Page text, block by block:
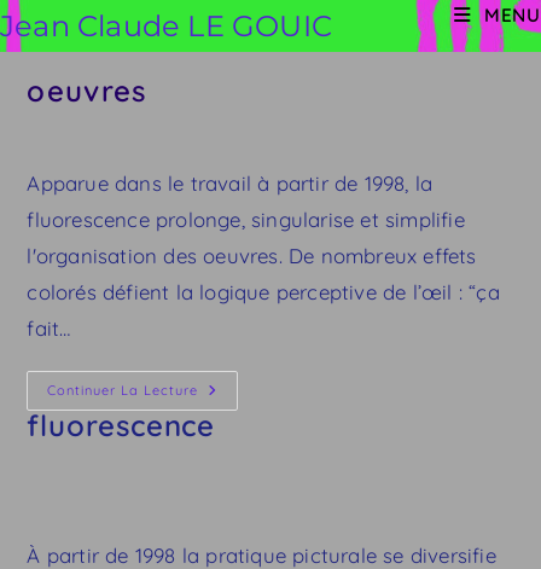
Skip
to
Jean Claude LE GOUIC MENU
oeuvres
Apparue dans le travail à partir de 1998, la
fluorescence prolonge, singularise et simplifie
l'organisation des oeuvres. De nombreux effets
colorés défient la logique perceptive de l’œil : “ça
fait…
Continuer La Lecture Fluorescence
fluorescence
À partir de 1998 la pratique picturale se diversifie